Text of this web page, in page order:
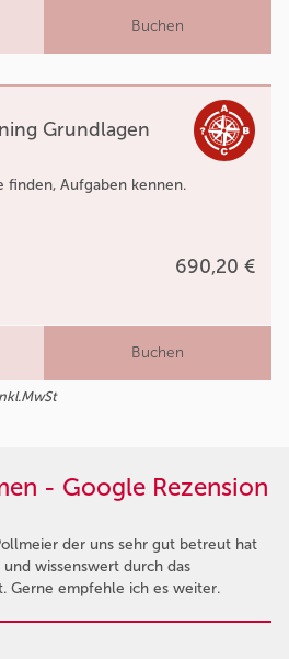
Buchen
Grundlagen
finden, Aufgaben kennen.
690,20 €
Buchen
- Google Rezension
der uns sehr gut betreut hat
wissenswert durch das
Gerne empfehle ich es weiter.